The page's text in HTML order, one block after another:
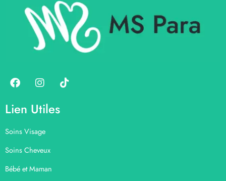
Lien Utiles
Soins Visage
Soins Cheveux
Bébé et Maman